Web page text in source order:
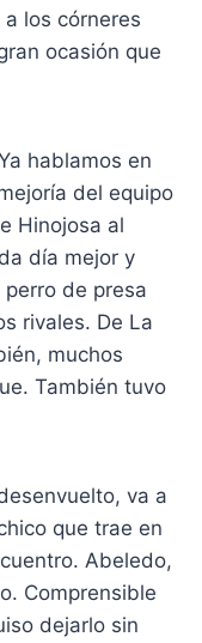
los córneres
ocasión que
hablamos en
del equipo
Hinojosa al
día mejor y
de presa
rivales. De La
muchos
También tuvo
va a
que trae en
Abeledo,
Comprensible
dejarlo sin